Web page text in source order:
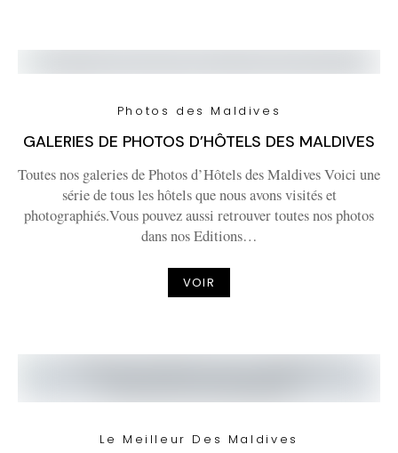
Photos des Maldives
GALERIES DE PHOTOS D’HÔTELS DES MALDIVES
Toutes nos galeries de Photos d’Hôtels des Maldives Voici une
série de tous les hôtels que nous avons visités et
photographiés.Vous pouvez aussi retrouver toutes nos photos
dans nos Editions…
VOIR
Le Meilleur Des Maldives